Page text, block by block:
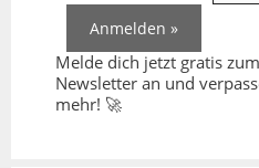
Melde dich jetzt gratis
Newsletter an und
mehr! 🚀